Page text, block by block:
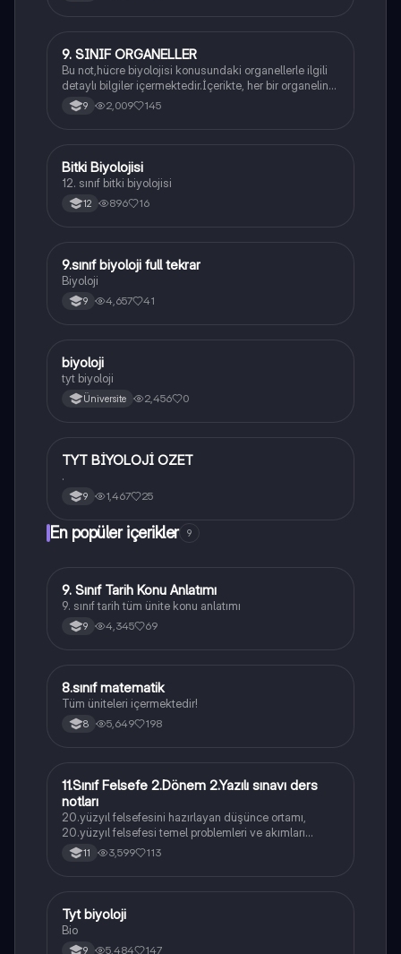
Biyoloji
9. SINIF ORGANELLER
Bu not,hücre biyolojisi konusundaki organellerle ilgili
detaylı bilgiler içermektedir.İçerikte, her bir organelin
yapısı,fonksiyonları ve hücre içindeki rolü
açıklanmaktadır.
9 2,009 145
Biyoloji
Bitki Biyolojisi
12. sınıf bitki biyolojisi
12 896 16
Biyoloji
9.sınıf biyoloji full tekrar
Biyoloji
9 4,657 41
BBiyoloji
biyoloji
tyt biyoloji
Üniversite 2,456 0
Biyoloji
TYT BİYOLOJİ OZET
.
9 1,467 25
En popüler içerikler 9
Tarih
9. Sınıf Tarih Konu Anlatımı
9. sınıf tarih tüm ünite konu anlatımı
9 4,345 69
Matematik
8.sınıf matematik
Tüm üniteleri içermektedir!
8 5,649 198
Felsefe
11.Sınıf Felsefe 2.Dönem 2.Yazılı sınavı ders
notları
20.yüzyıl felsefesini hazırlayan düşünce ortamı,
20.yüzyıl felsefesi temel problemleri ve akımları
konularını içermektedir
11 3,599 113
Biyoloji
Tyt biyoloji
Bio
9 5,484 147